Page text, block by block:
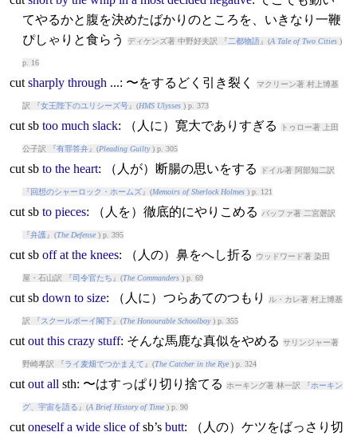
てやるかと腹を決めたばかりのところを、いきなり一鞭
ぴしゃりと食らう
ディケンズ著 中野好夫訳 『二都物語』(A Tale of Two Cities)
p. 16
cut sharply through...: 〜をするどく引き裂く マクリーン著 村上博基
訳 『女王陛下のユリシーズ号』(HMS Ulysses) p. 373
cutsb too much slack: （人に）寛大でありすぎる トゥロー著 上田
公子訳 『有罪答弁』(Pleading Guilty) p. 305
cutsb to the heart: （人が）断腸の思いをする ドイル著 阿部知二訳
『 回想のシャーロック・ホームズ 』(Memoirs of Sherlock Holmes) p. 121
cutsb to pieces: （人を）徹底的にやりこめる バッファ著 二宮磬訳
『弁護 』(The Defense) p. 395
cutsb off at the knees: （人の）鼻をへし折る ウッドワード著 染田
屋・石山訳 『司令官たち 』(The Commanders) p. 69
cutsb down to size: （人に）つらあてのつもり ル・カレ著 村上博基
訳 『 スクールボーイ閣下 』(The Honourable Schoolboy) p. 355
cut out this crazy stuff: そんな馬鹿な真似をやめる サリンジャー著
野崎孝訳 『 ライ麦畑でつかまえて 』(The Catcher in the Rye) p. 324
cut out allsth: 〜はすっぱり切り捨てる ホーキング著 林一訳 『ホーキン
グ、宇宙を語る 』(A Brief History of Time) p. 90
cut oneself a wide slice ofsb’s butt: （人の）ケツをばっさり切